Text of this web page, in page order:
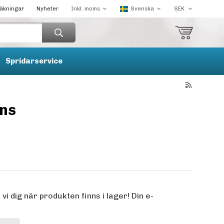
Nyheter
Spridarservice
dig när produkten finns i lager! Din e-